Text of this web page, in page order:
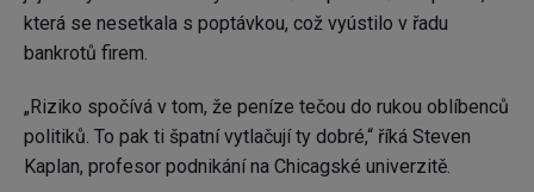
která se nesetkala s poptávkou, což vyústilo v řadu
bankrotů firem.
„Riziko spočívá v tom, že peníze tečou do rukou oblíbenců
politiků. To pak ti špatní vytlačují ty dobré,“ říká Steven
Kaplan, profesor podnikání na Chicagské univerzitě.